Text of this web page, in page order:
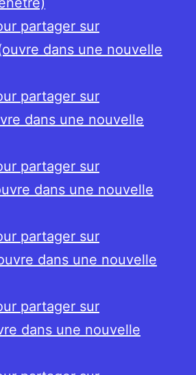
partager sur
dans une nouvelle
partager sur
dans une nouvelle
partager sur
dans une nouvelle
partager sur
dans une nouvelle
partager sur
dans une nouvelle